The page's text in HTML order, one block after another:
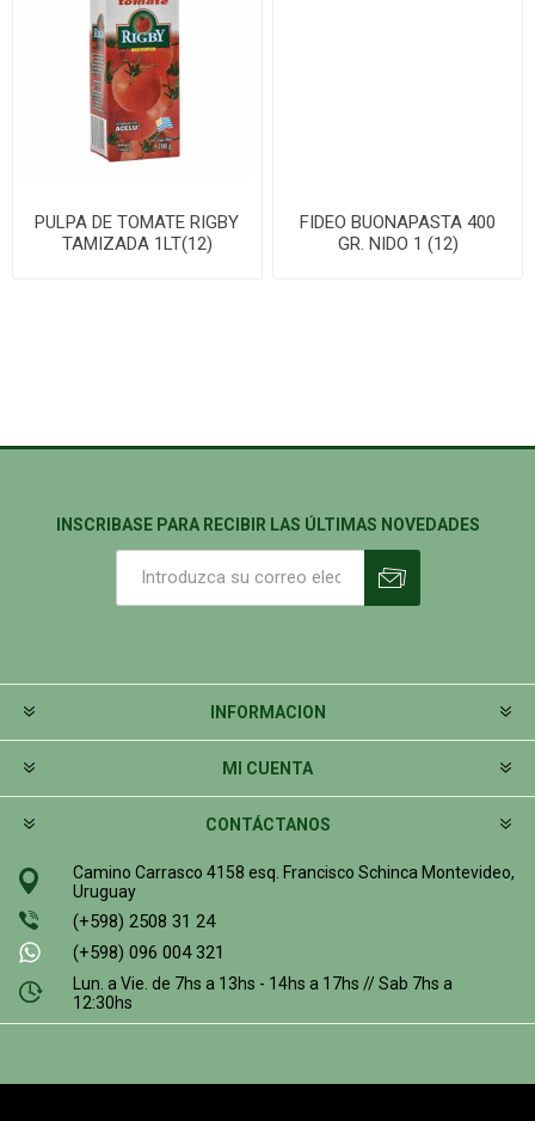
PULPA DE TOMATE RIGBY
TAMIZADA 1LT(12)
FIDEO BUONAPASTA 400
GR. NIDO 1 (12)
INSCRIBASE PARA RECIBIR LAS ÚLTIMAS NOVEDADES
INFORMACION
MI CUENTA
CONTÁCTANOS
Camino Carrasco 4158 esq. Francisco Schinca Montevideo,
Uruguay
(+598) 2508 31 24
(+598) 096 004 321
Lun. a Vie. de 7hs a 13hs - 14hs a 17hs // Sab 7hs a
12:30hs